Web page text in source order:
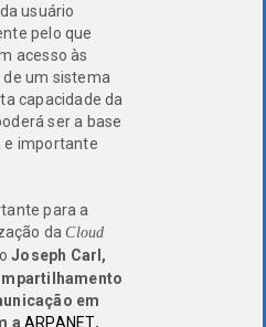
usuário
pelo que
acesso às
um sistema
capacidade da
ser a base
e importante
para a
daCloud
Joseph Carl,
em
a ARPANET,